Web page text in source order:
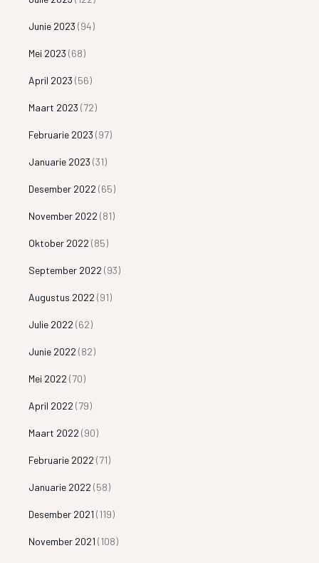
Junie 2023 (94)
Mei 2023 (68)
April 2023 (56)
Maart 2023 (72)
Februarie 2023 (97)
Januarie 2023 (31)
Desember 2022 (65)
November 2022 (81)
Oktober 2022 (85)
September 2022 (93)
Augustus 2022 (91)
Julie 2022 (62)
Junie 2022 (82)
Mei 2022 (70)
April 2022 (79)
Maart 2022 (90)
Februarie 2022 (71)
Januarie 2022 (58)
Desember 2021 (119)
November 2021 (108)